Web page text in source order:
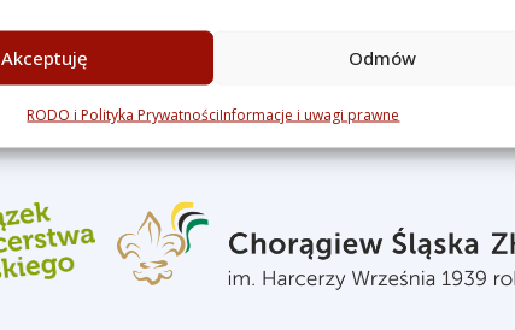
Akceptuję Odmów
RODO i Polityka PrywatnościInformacje i uwagi prawne